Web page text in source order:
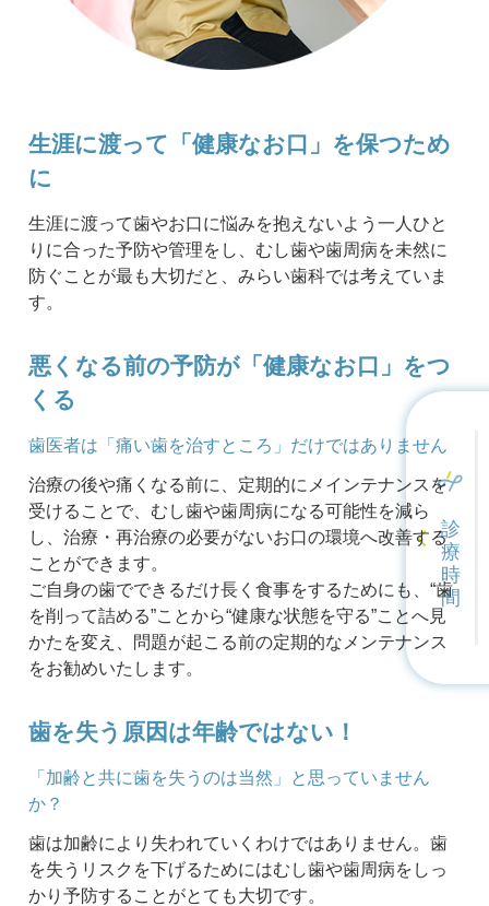
診
療
時
間
生涯に渡って「健康なお口」を保つため
に
生涯に渡って歯やお口に悩みを抱えないよう一人ひと
りに合った予防や管理をし、むし歯や歯周病を未然に
防ぐことが最も大切だと、みらい歯科では考えていま
す。
悪くなる前の予防が「健康なお口」をつ
くる
歯医者は「痛い歯を治すところ」だけではありません
治療の後や痛くなる前に、定期的にメインテナンスを
受けることで、むし歯や歯周病になる可能性を減ら
し、治療・再治療の必要がないお口の環境へ改善する
ことができます。
ご自身の歯でできるだけ長く食事をするためにも、“歯
を削って詰める”ことから“健康な状態を守る”ことへ見
かたを変え、問題が起こる前の定期的なメンテナンス
をお勧めいたします。
歯を失う原因は年齢ではない！
「加齢と共に歯を失うのは当然」と思っていません
か？
歯は加齢により失われていくわけではありません。歯
を失うリスクを下げるためにはむし歯や歯周病をしっ
かり予防することがとても大切です。